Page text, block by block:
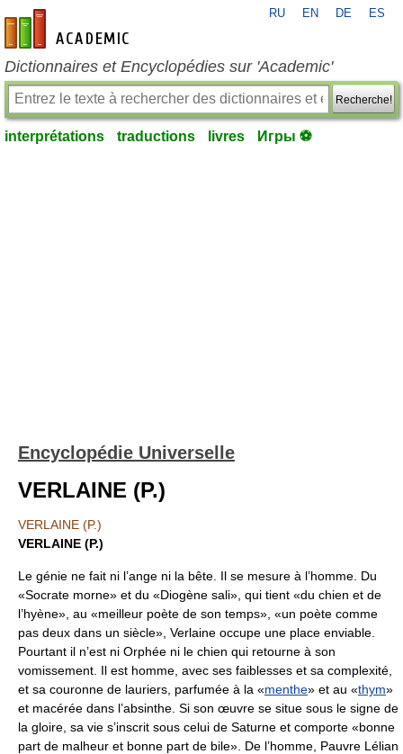
fr-academic.com
RU EN DE ES
Dictionnaires et Encyclopédies sur 'Academic'
Recherche!
interprétations traductions livres Игры ⚽
Encyclopédie Universelle
VERLAINE (P.)
VERLAINE (P.)
VERLAINE (P.)
Le génie ne fait ni l’ange ni la bête. Il se mesure à l’homme. Du
«Socrate morne» et du «Diogène sali», qui tient «du chien et de
l’hyène», au «meilleur poète de son temps», «un poète comme
pas deux dans un siècle», Verlaine occupe une place enviable.
Pourtant il n’est ni Orphée ni le chien qui retourne à son
vomissement. Il est homme, avec ses faiblesses et sa complexité,
et sa couronne de lauriers, parfumée à la «menthe» et au «thym»
et macérée dans l’absinthe. Si son œuvre se situe sous le signe de
la gloire, sa vie s’inscrit sous celui de Saturne et comporte «bonne
part de malheur et bonne part de bile». De l’homme, Pauvre Lélian